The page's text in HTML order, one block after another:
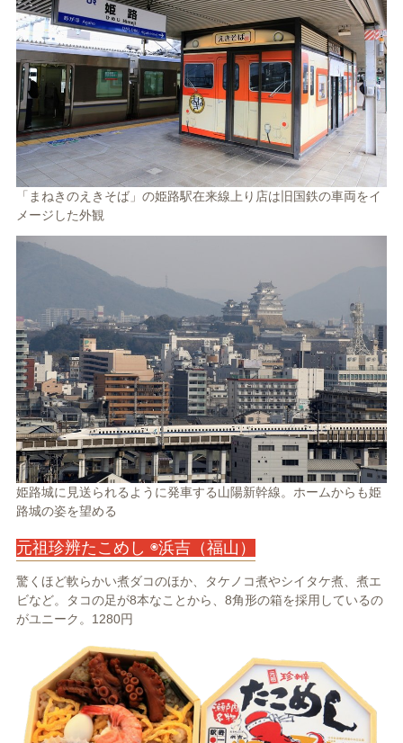
「まねきのえきそば」の姫路駅在来線上り店は旧国鉄の車両をイ
メージした外観
姫路城に見送られるように発車する山陽新幹線。ホームからも姫
路城の姿を望める
元祖珍辨たこめし ◉浜吉（福山）
驚くほど軟らかい煮ダコのほか、タケノコ煮やシイタケ煮、煮エ
ビなど。タコの足が8本なことから、8角形の箱を採用しているの
がユニーク。1280円